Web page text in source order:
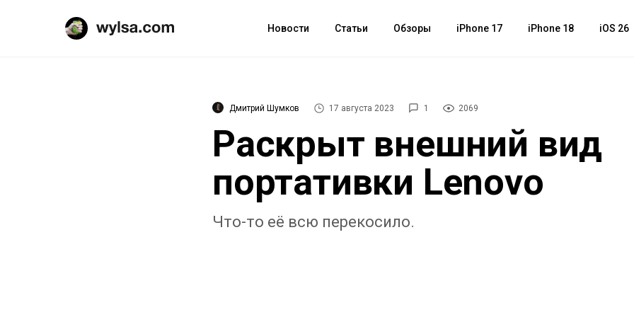
Новости Статьи Обзоры iPhone 17 iPhone 18 iOS 26
Дмитрий Шумков 17 августа 2023 1 2069
Раскрыт внешний вид
портативки Lenovo
Что-то её всю перекосило.